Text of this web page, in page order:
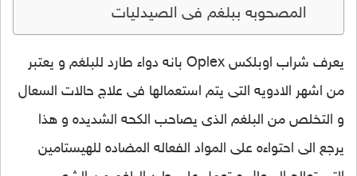
المصحوبه ببلغم فى الصيدليات
يعرف شراب اوبلكس Oplex بانه دواء طارد للبلغم و يعتبر
من اشهر الادويه التى يتم استعمالها فى علاج حالات السعال
و التخلص من البلغم الذى يصاحب الكحه الشديده و هذا
يرجع الى احتواءه على المواد الفعاله المضاده للهيستامين